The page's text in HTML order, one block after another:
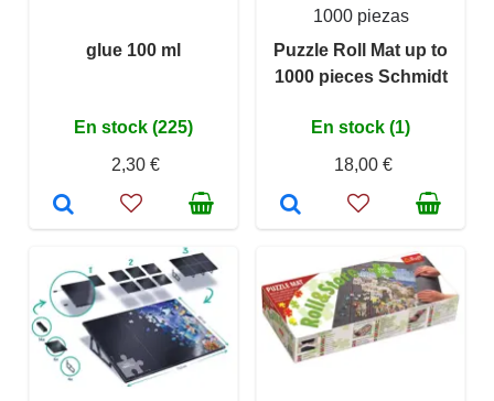
glue 100 ml
En stock (225)
2,30 €
1000 piezas
Puzzle Roll Mat up to
1000 pieces Schmidt
En stock (1)
18,00 €